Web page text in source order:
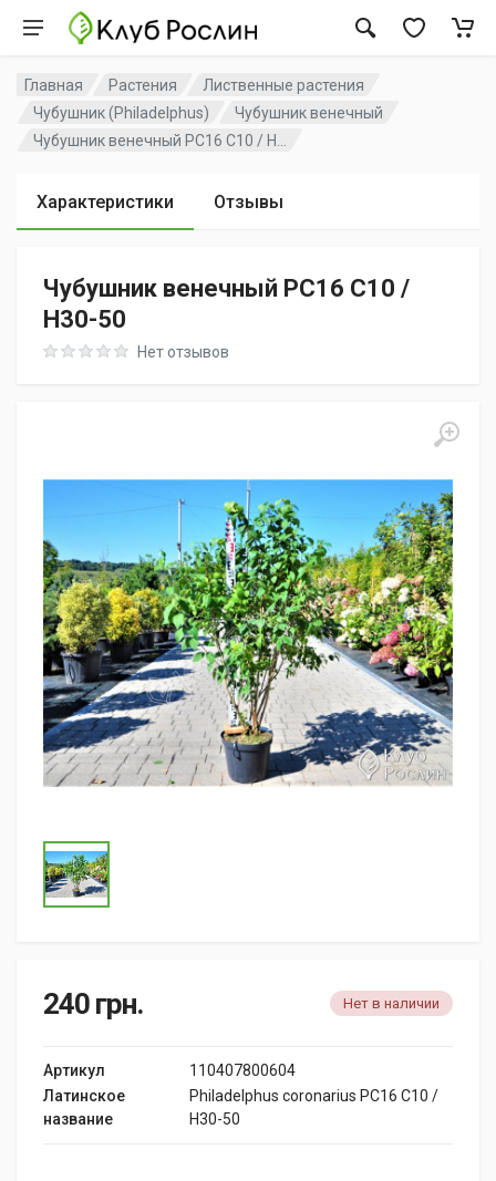
Главная Растения
Лиственные растения
Чубушник (Philadelphus)
Чубушник венечный
Чубушник венечный PC16 C10 / H...
Характеристики Отзывы
Чубушник венечный PC16 C10 /
H30-50
Rating: 0 out of 5Нет отзывов
240 грн. Нет в наличии
Артикул
110407800604
Латинское
название
Philadelphus coronarius PC16 C10 /
H30-50